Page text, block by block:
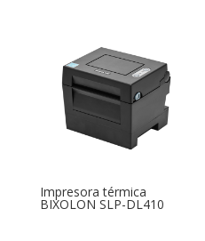
Impresora térmica
BIXOLON SLP-DL410